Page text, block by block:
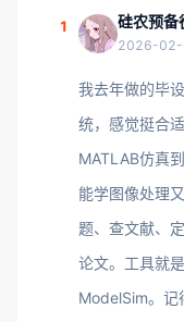
1 硅农预备
2026-02-
我去年做的毕
统，感觉挺合
MATLAB仿真
能学图像处理
题、查文献、
论文。工具就
ModelSim。记